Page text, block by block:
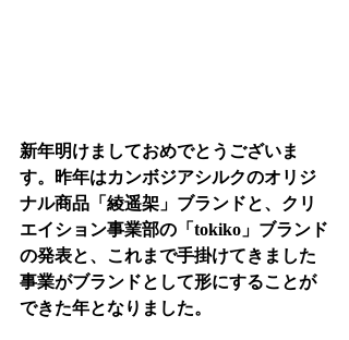
新年明けましておめでとうございま
す。昨年はカンボジアシルクのオリジ
ナル商品「綾遥架」ブランドと、クリ
エイション事業部の「tokiko」ブランド
の発表と、これまで手掛けてきました
事業がブランドとして形にすることが
できた年となりました。